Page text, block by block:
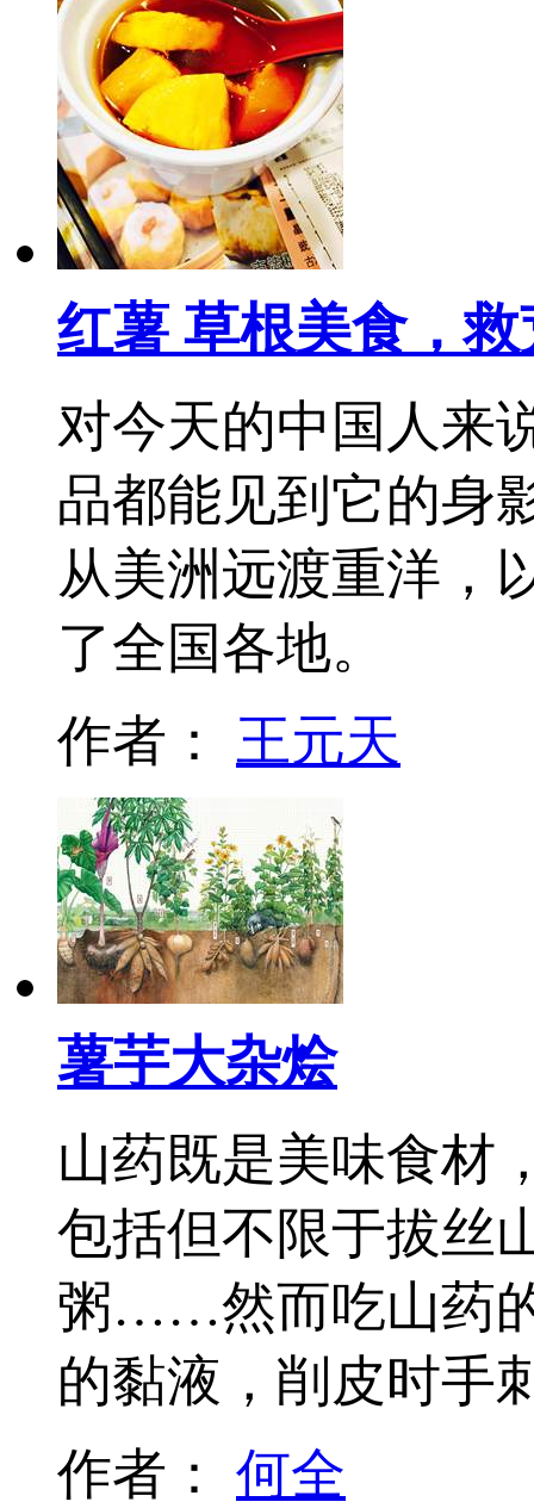
红薯 草根美食，
对今天的中国人来
品都能见到它的身
从美洲远渡重洋，
了全国各地。
作者： 王元天
薯芋大杂烩
山药既是美味食材
包括但不限于拔丝
粥……然而吃山药
的黏液，削皮时
作者： 何全